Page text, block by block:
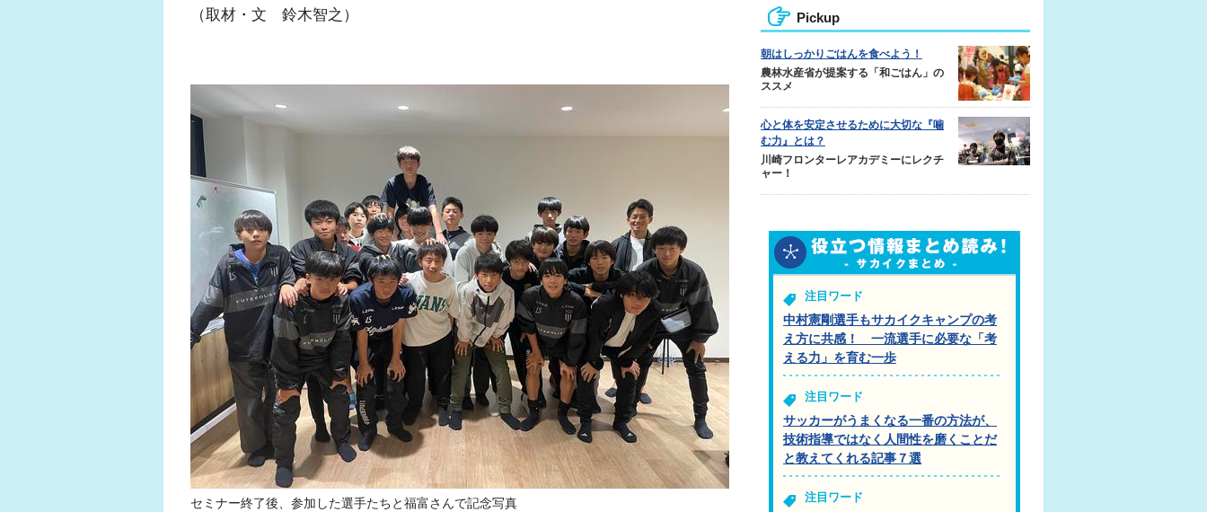
（取材・文 鈴木智之）
セミナー終了後、参加した選手たちと福富さんで記念写真
Pickup
朝はしっかりごはんを食べよう！
農林水産省が提案する「和ごはん」の
ススメ
心と体を安定させるために大切な『噛
む力』とは？
川崎フロンターレアカデミーにレクチ
ャー！
注目ワード
中村憲剛選手もサカイクキャンプの考
え方に共感！ 一流選手に必要な「考
える力」を育む一歩
注目ワード
サッカーがうまくなる一番の方法が、
技術指導ではなく人間性を磨くことだ
と教えてくれる記事７選
注目ワード